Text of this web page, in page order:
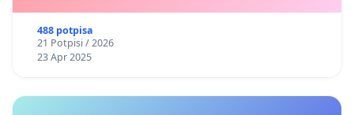
488 potpisa
21 Potpisi / 2026
23 Apr 2025